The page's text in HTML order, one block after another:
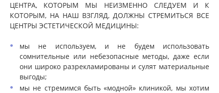
ЦЕНТРА, КОТОРЫМ МЫ НЕИЗМЕННО СЛЕДУЕМ И К
КОТОРЫМ, НА НАШ ВЗГЛЯД, ДОЛЖНЫ СТРЕМИТЬСЯ ВСЕ
ЦЕНТРЫ ЭСТЕТИЧЕСКОЙ МЕДИЦИНЫ:
мы не используем, и не будем использовать
сомнительные или небезопасные методы, даже если
они широко разрекламированы и сулят материальные
выгоды;
мы не стремимся быть «модной» клиникой, мы хотим